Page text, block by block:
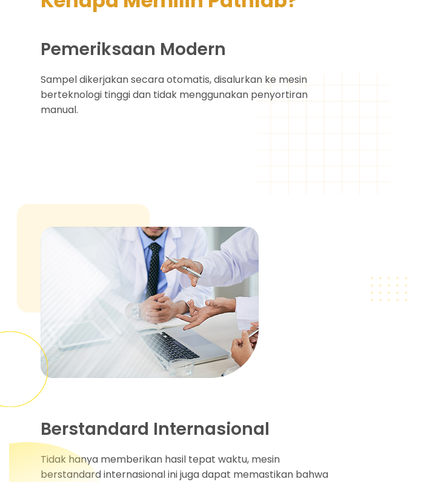
Pemeriksaan Modern
Sampel dikerjakan secara otomatis, disalurkan ke mesin
berteknologi tinggi dan tidak menggunakan penyortiran
manual.
Berstandard Internasional
Tidak hanya memberikan hasil tepat waktu, mesin
berstandard internasional ini juga dapat memastikan bahwa